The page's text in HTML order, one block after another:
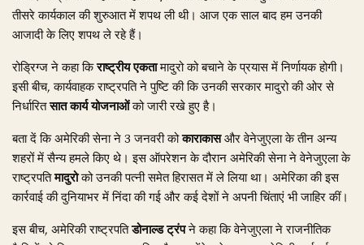
तीसरे कार्यकाल की शुरुआत में शपथ ली थी। आज एक साल बाद हम उनकी
आजादी के लिए शपथ ले रहे हैं।
रोड्रिग्ज ने कहा किराष्ट्रीय एकतामादुरो को बचाने के प्रयास में निर्णायक होगी।
इसी बीच, कार्यवाहक राष्ट्रपति ने पुष्टि की कि उनकी सरकार मादुरो की ओर से
निर्धारितसात कार्य योजनाओंको जारी रखे हुए है।
बता दें कि अमेरिकी सेना ने 3 जनवरी कोकाराकासऔर वेनेजुएला के तीन अन्य
शहरों में सैन्य हमले किए थे। इस ऑपरेशन के दौरान अमेरिकी सेना ने वेनेजुएला के
राष्ट्रपतिमादुरोको उनकी पत्नी समेत हिरासत में ले लिया था। अमेरिका की इस
कार्रवाई की दुनियाभर में निंदा की गई और कई देशों ने अपनी चिंताएं भी जाहिर कीं।
इस बीच, अमेरिकी राष्ट्रपतिडोनाल्ड ट्रंपने कहा कि वेनेजुएला ने राजनीतिक